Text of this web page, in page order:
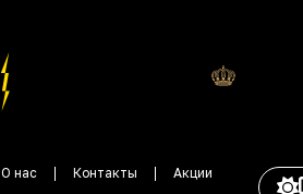
О нас Контакты
Акции